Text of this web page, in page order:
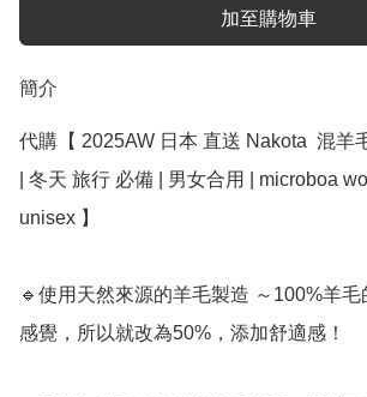
加至購物車
簡介
代購【 2025AW 日本 直送 Nakota  混羊
| 冬天 旅行 必備 | 男女合用 | microboa
unisex 】
🔹使用天然來源的羊毛製造 ～100%羊
感覺，所以就改為50%，添加舒適感！